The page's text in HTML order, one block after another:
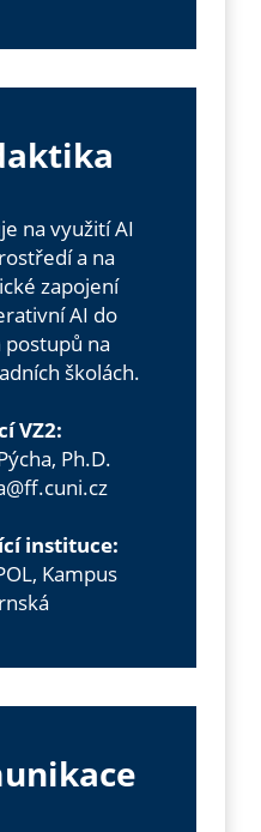
na využití AI
a na
zapojení
AI do
na
školách.
VZ2:
Ph.D.
instituce:
Kampus